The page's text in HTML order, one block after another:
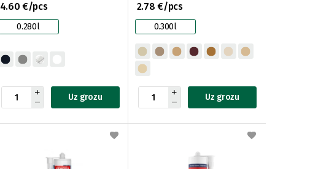
4.60 €/pcs
0.280l
Uz grozu
2.78 €/pcs
0.300l
Uz grozu